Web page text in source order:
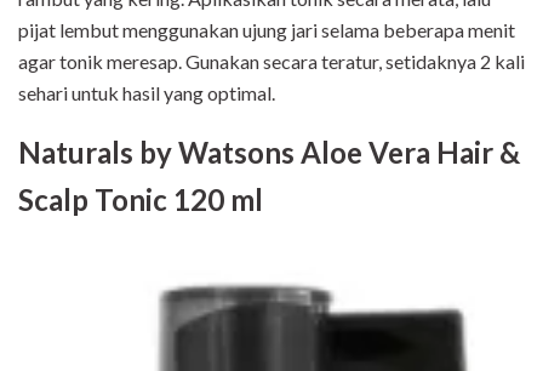
pijat lembut menggunakan ujung jari selama beberapa menit
agar tonik meresap. Gunakan secara teratur, setidaknya 2 kali
sehari untuk hasil yang optimal.
Naturals by Watsons Aloe Vera Hair &
Scalp Tonic 120 ml